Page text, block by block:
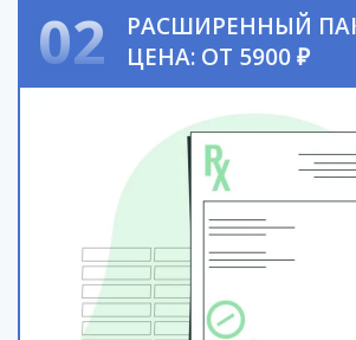
02
РАСШИРЕННЫЙ
ЦЕНА: ОТ 5900 ₽